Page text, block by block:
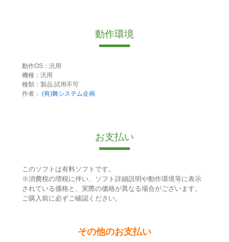
動作環境
動作OS：汎用
機種：汎用
種類：製品:試用不可
作者： (有)舞システム企画
お支払い
このソフトは有料ソフトです。
※消費税の増税に伴い、ソフト詳細説明や動作環境等に表示
されている価格と、実際の価格が異なる場合がございます。
ご購入前に必ずご確認ください。
その他のお支払い